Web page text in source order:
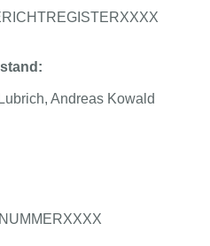
Andreas Kowald